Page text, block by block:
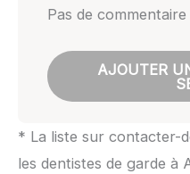
Pas de commentaire
AJOUTER
* La liste sur contacter-
les dentistes de garde à